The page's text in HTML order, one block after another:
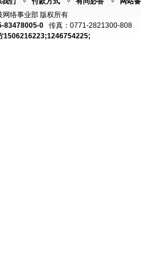
络事业部 版权所有
83478005-0 传真：0771-2821300-808
1506216223;1246754225;